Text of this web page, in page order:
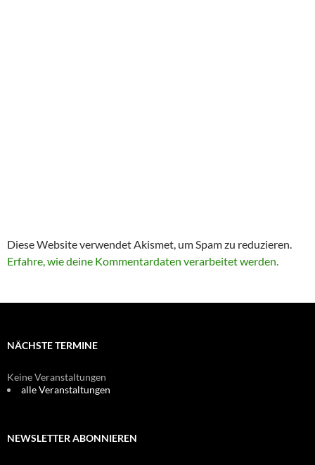
Diese Website verwendet Akismet, um Spam zu reduzieren.
Erfahre, wie deine Kommentardaten verarbeitet werden.
NÄCHSTE TERMINE
Keine Veranstaltungen
alle Veranstaltungen
NEWSLETTER ABONNIEREN